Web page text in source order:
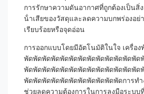
การรักษาความดันอากาศที่ถูกต้องเป็นสิ่
น้ําเสียของวัสดุและลดความบกพร่องอย่
เรียบร้อยหรือจุดอ่อน
การออกแบบโดยมีอัตโนมัติในใจ เครื่อ
พัดพัดพัดพัดพัดพัดพัดพัดพัดพัดพัดพัดพัด
พัดพัดพัดพัดพัดพัดพัดพัดพัดพัดพัดพัดพัด
พัดพัดพัดพัดพัดพัดพัดพัดพัดพัดพัดการทํ
ช่วยลดความต้องการในการลงมือระบบ